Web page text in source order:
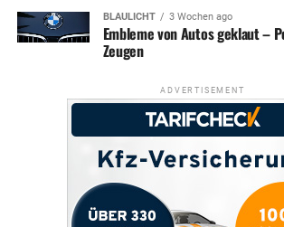
BLAULICHT 3 Wochen ago
Embleme von Autos geklaut –
Zeugen
ADVERTISEMENT